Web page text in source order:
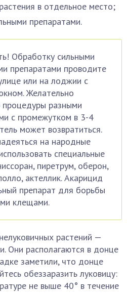
в отдельное место;
препаратами.
Обработку сильными
препаратами проводите
или на лоджии с
Желательно
процедуры разными
с промежутком в 3-4
может возвратиться.
на народные
специальные
пиретрум, оберон,
актеллик. Акарицид
препарат для борьбы
клещами.
растений —
Они располагаются в донце
заметили, что донце
обеззаразить луковицу:
не выше 40° в течение